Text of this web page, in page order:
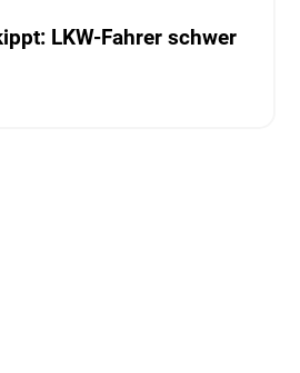
LKW-Fahrer schwer